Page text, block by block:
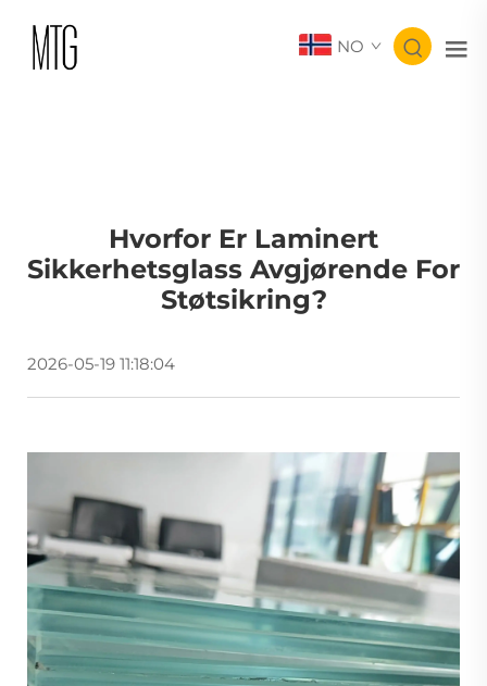
NO
Hvorfor Er Laminert
Sikkerhetsglass Avgjørende For
Støtsikring?
2026-05-19 11:18:04